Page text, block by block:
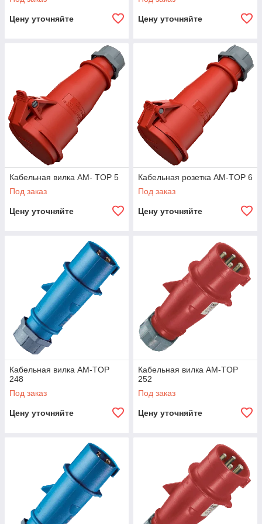
+7 727 3175125
+7 778 9547875
specelectromarket@gmail.com
Цену уточняйте Цену уточняйте
Кабельная вилка AM- TOP 5
Под заказ
Цену уточняйте
Кабельная розетка AM-TOP 6
Под заказ
Цену уточняйте
Кабельная вилка AM-TOP
248
Под заказ
Цену уточняйте
Кабельная вилка AM-TOP
252
Под заказ
Цену уточняйте